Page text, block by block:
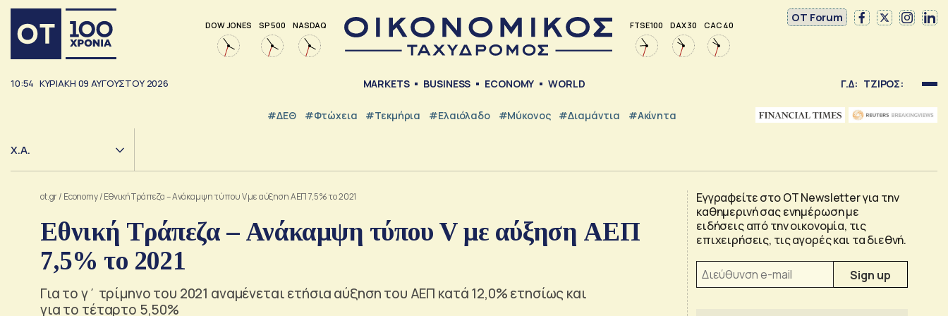
DOW JONES SP 500 NASDAQ FTSE 100 DAX 30 CAC 40
OT Forum
10:54 ΚΥΡΙΑΚΗ 09 ΑΥΓΟΥΣΤΟΥ 2026 MARKETS BUSINESS ECONOMY WORLD Γ.Δ: ΤΖΙΡΟΣ:
#ΔΕΘ #Φτώχεια #Τεκμήρια #Ελαιόλαδο #Μύκονος #Διαμάντια #Ακίνητα
Χ.Α.
ot.gr/ Economy/Εθνική Τράπεζα – Ανάκαμψη τύπου V με αύξηση ΑΕΠ 7,5% το 2021
Εθνική Τράπεζα – Ανάκαμψη τύπου V με αύξηση ΑΕΠ
7,5% το 2021
Για το γ΄ τρίμηνο του 2021 αναμένεται ετήσια αύξηση του ΑΕΠ κατά 12,0% ετησίως και
για το τέταρτο 5,50%
Εγγραφείτε στο OT Newsletter για την
καθημερινή σας ενημέρωση με
ειδήσεις από την οικονομία, τις
επιχειρήσεις, τις αγορές και τα διεθνή.